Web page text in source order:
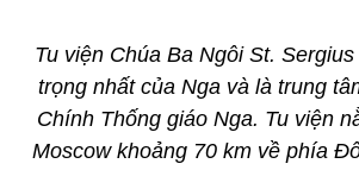
Tu viện Chúa Ba Ngôi St.
trọng nhất của Nga và là trung
Chính Thống giáo Nga. Tu viện
Moscow khoảng 70 km về phía